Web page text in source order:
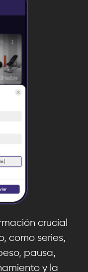
crucial
como series,
pausa,
y la